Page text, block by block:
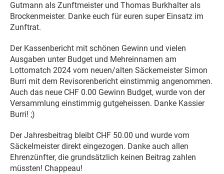
Gutmann als Zunftmeister und Thomas Burkhalter als
Brockenmeister. Danke euch für euren super Einsatz im
Zunftrat.
Der Kassenbericht mit schönen Gewinn und vielen
Ausgaben unter Budget und Mehreinnamen am
Lottomatch 2024 vom neuen/alten Säckemeister Simon
Burri mit dem Revisorenbericht einstimmig angenommen.
Auch das neue CHF 0.00 Gewinn Budget, wurde von der
Versammlung einstimmig gutgeheissen. Danke Kassier
Burri! ;)
Der Jahresbeitrag bleibt CHF 50.00 und wurde vom
Säckelmeister direkt eingezogen. Danke auch allen
Ehrenzünfter, die grundsätzlich keinen Beitrag zahlen
müssten! Chappeau!